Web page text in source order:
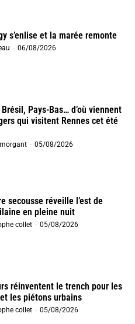
s’enlise et la marée remonte
- 06/08/2026
Brésil, Pays-Bas… d’où viennent
qui visitent Rennes cet été
- 05/08/2026
secousse réveille l’est de
en pleine nuit
collet - 05/08/2026
réinventent le trench pour les
les piétons urbains
collet - 05/08/2026